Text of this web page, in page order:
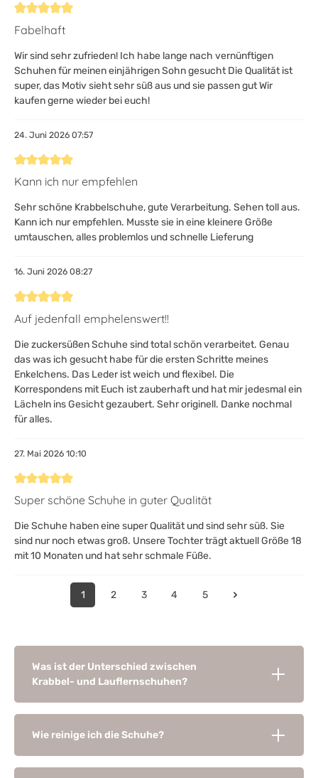
Bewertung mit 5 von 5 Sternen
Fabelhaft
Wir sind sehr zufrieden! Ich habe lange nach vernünftigen
Schuhen für meinen einjährigen Sohn gesucht Die Qualität ist
super, das Motiv sieht sehr süß aus und sie passen gut Wir
kaufen gerne wieder bei euch!
24. Juni 2026 07:57
Bewertung mit 5 von 5 Sternen
Kann ich nur empfehlen
Sehr schöne Krabbelschuhe, gute Verarbeitung. Sehen toll aus.
Kann ich nur empfehlen. Musste sie in eine kleinere Größe
umtauschen, alles problemlos und schnelle Lieferung
16. Juni 2026 08:27
Bewertung mit 5 von 5 Sternen
Auf jedenfall emphelenswert!!
Die zuckersüßen Schuhe sind total schön verarbeitet. Genau
das was ich gesucht habe für die ersten Schritte meines
Enkelchens. Das Leder ist weich und flexibel. Die
Korrespondens mit Euch ist zauberhaft und hat mir jedesmal ein
Lächeln ins Gesicht gezaubert. Sehr originell. Danke nochmal
für alles.
27. Mai 2026 10:10
Bewertung mit 5 von 5 Sternen
Super schöne Schuhe in guter Qualität
Die Schuhe haben eine super Qualität und sind sehr süß. Sie
sind nur noch etwas groß. Unsere Tochter trägt aktuell Größe 18
mit 10 Monaten und hat sehr schmale Füße.
1 2 3 4 5
Was ist der Unterschied zwischen
Krabbel- und Lauflernschuhen?
Wie reinige ich die Schuhe?